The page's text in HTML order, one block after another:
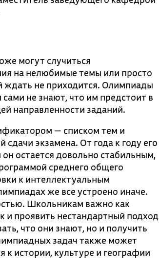
могут случиться
на нелюбимые темы или просто
ждать не приходится. Олимпиады
не знают, что им предстоит в
направленности заданий.
— списком тем и
экзамена. От года к году его
остается довольно стабильным,
среднего общего
к интеллектуальным
же все устроено иначе.
Школьникам важно как
и проявить нестандартный подход
что они знают, но и получить
задач также может
к истории, культуре и географии